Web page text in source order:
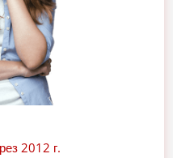
2012 г.